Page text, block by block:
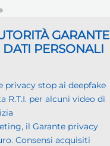
GARANTE
PERSONALI
privacy stop ai deepfake
R.T.I. per alcuni video di
il Garante privacy
Consensi acquisiti